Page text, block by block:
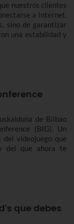
nuestros clientes
a Internet.
sino de garantizar
una estabilidad y
de Bilbao
(BIG). Un
del videojuego que
del que ahora te
que debes